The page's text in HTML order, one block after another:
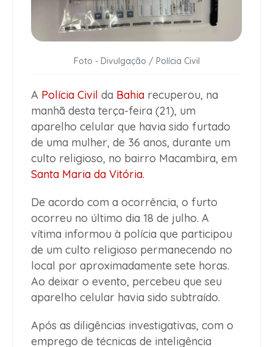
Foto - Divulgação / Polícia Civil
A Polícia Civil da Bahia recuperou, na
manhã desta terça-feira (21), um
aparelho celular que havia sido furtado
de uma mulher, de 36 anos, durante um
culto religioso, no bairro Macambira, em
Santa Maria da Vitória.
De acordo com a ocorrência, o furto
ocorreu no último dia 18 de julho. A
vítima informou à polícia que participou
de um culto religioso permanecendo no
local por aproximadamente sete horas.
Ao deixar o evento, percebeu que seu
aparelho celular havia sido subtraído.
Após as diligências investigativas, com o
emprego de técnicas de inteligência